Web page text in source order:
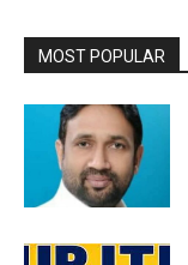
MOST POPULAR